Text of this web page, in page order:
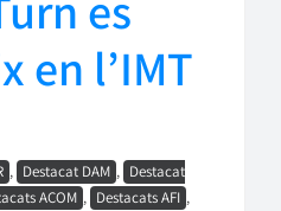
en l’IMT
, Destacat DAM , Destacat
ACOM , Destacats AFI ,